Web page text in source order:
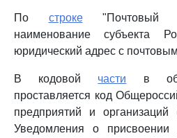
По строке"Почтовый
наименование субъекта
юридический адрес с
В кодовой части в
проставляется код
предприятий и
Уведомления о